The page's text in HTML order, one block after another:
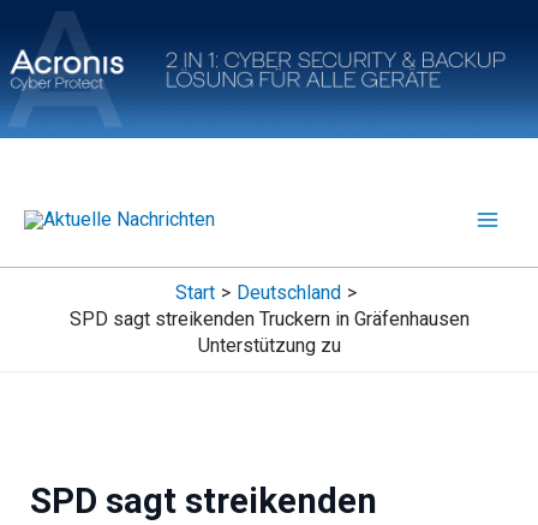
Inhalt
springen
Start
Deutschland
SPD sagt streikenden Truckern in Gräfenhausen
Unterstützung zu
SPD sagt streikenden